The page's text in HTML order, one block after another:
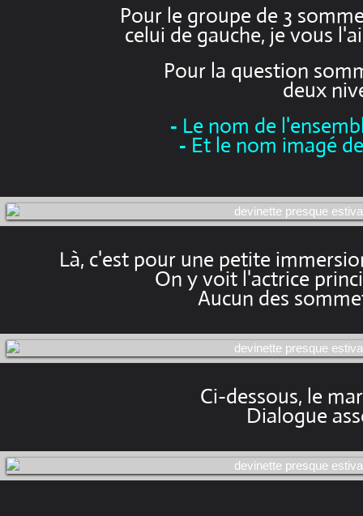
Pour le groupe de 3
celui de gauche, je vous
Pour la question
deux
- Le nom de
- Et le nom imagé
Là, c'est pour une petite
On y voit l'actrice
Aucun des
Ci-dessous, le
Dialogue